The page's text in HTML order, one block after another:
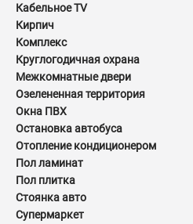
Кабельное TV
Кирпич
Комплекс
Круглогодичная охрана
Межкомнатные двери
Озелененная территория
Окна ПВХ
Остановка автобуса
Отопление кондиционером
Пол ламинат
Пол плитка
Стоянка авто
Супермаркет